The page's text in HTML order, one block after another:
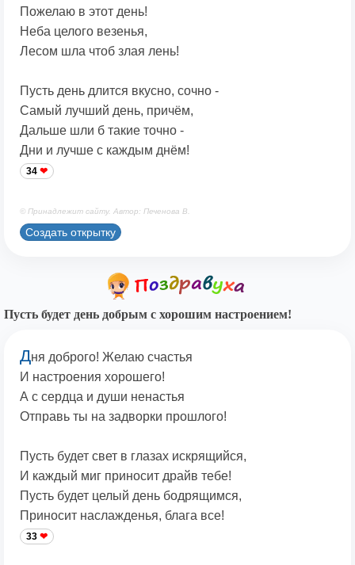
Пожелаю в этот день!
Неба целого везенья,
Лесом шла чтоб злая лень!
Пусть день длится вкусно, сочно -
Самый лучший день, причём,
Дальше шли б такие точно -
Дни и лучше с каждым днём!
34
© Принадлежит сайту. Автор: Печенова В.
Создать открытку
Пусть будет день добрым с хорошим настроением!
Дня доброго! Желаю счастья
И настроения хорошего!
А с сердца и души ненастья
Отправь ты на задворки прошлого!
Пусть будет свет в глазах искрящийся,
И каждый миг приносит драйв тебе!
Пусть будет целый день бодрящимся,
Приносит наслажденья, блага все!
33